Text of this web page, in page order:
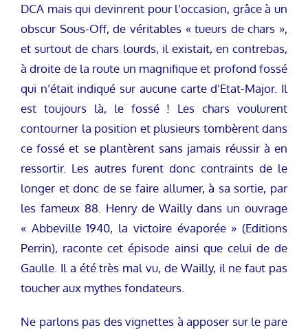
DCA mais qui devinrent pour l’occasion, grâce à un
obscur Sous-Off, de véritables « tueurs de chars »,
et surtout de chars lourds, il existait, en contrebas,
à droite de la route un magnifique et profond fossé
qui n’était indiqué sur aucune carte d’Etat-Major. Il
est toujours là, le fossé ! Les chars voulurent
contourner la position et plusieurs tombèrent dans
ce fossé et se plantèrent sans jamais réussir à en
ressortir. Les autres furent donc contraints de le
longer et donc de se faire allumer, à sa sortie, par
les fameux 88. Henry de Wailly dans un ouvrage
« Abbeville 1940, la victoire évaporée » (Editions
Perrin), raconte cet épisode ainsi que celui de de
Gaulle. Il a été très mal vu, de Wailly, il ne faut pas
toucher aux mythes fondateurs.
Ne parlons pas des vignettes à apposer sur le pare